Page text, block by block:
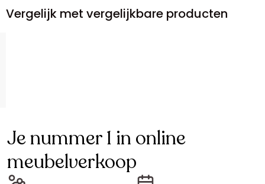
Vergelijk met vergelijkbare producten
Je nummer 1 in online
meubelverkoop